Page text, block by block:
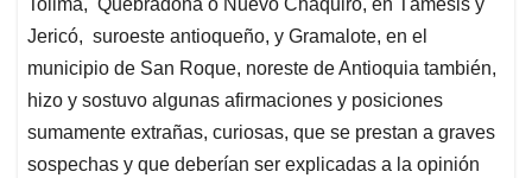
Tolima, Quebradona o Nuevo Chaquiro, en Támesis y
Jericó, suroeste antioqueño, y Gramalote, en el
municipio de San Roque, noreste de Antioquia también,
hizo y sostuvo algunas afirmaciones y posiciones
sumamente extrañas, curiosas, que se prestan a graves
sospechas y que deberían ser explicadas a la opinión